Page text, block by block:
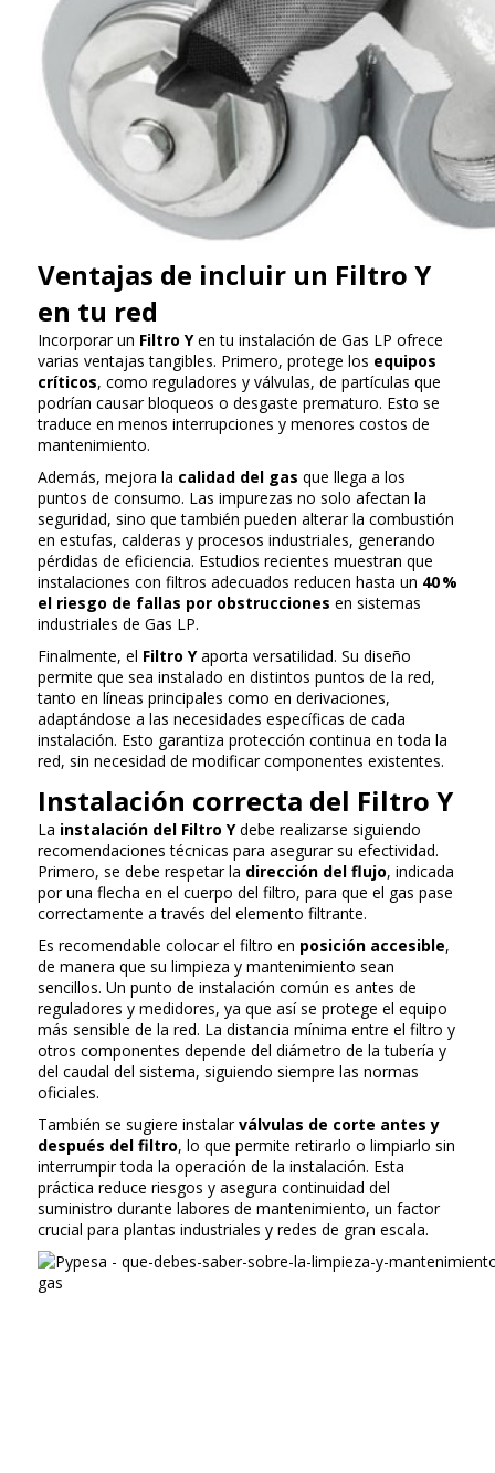
Ventajas de incluir un Filtro Y
en tu red
Incorporar un Filtro Yen tu instalación de Gas LP ofrece
varias ventajas tangibles. Primero, protege los equipos
críticos, como reguladores y válvulas, de partículas que
podrían causar bloqueos o desgaste prematuro. Esto se
traduce en menos interrupciones y menores costos de
mantenimiento.
Además, mejora la calidad del gas que llega a los
puntos de consumo. Las impurezas no solo afectan la
seguridad, sino que también pueden alterar la combustión
en estufas, calderas y procesos industriales, generando
pérdidas de eficiencia. Estudios recientes muestran que
instalaciones con filtros adecuados reducen hasta un 40 %
el riesgo de fallas por obstrucciones en sistemas
industriales de Gas LP.
Finalmente, el Filtro Yaporta versatilidad. Su diseño
permite que sea instalado en distintos puntos de la red,
tanto en líneas principales como en derivaciones,
adaptándose a las necesidades específicas de cada
instalación. Esto garantiza protección continua en toda la
red, sin necesidad de modificar componentes existentes.
Instalación correcta del Filtro Y
La instalación del Filtro Ydebe realizarse siguiendo
recomendaciones técnicas para asegurar su efectividad.
Primero, se debe respetar la dirección del flujo, indicada
por una flecha en el cuerpo del filtro, para que el gas pase
correctamente a través del elemento filtrante.
Es recomendable colocar el filtro en posición accesible,
de manera que su limpieza y mantenimiento sean
sencillos. Un punto de instalación común es antes de
reguladores y medidores, ya que así se protege el equipo
más sensible de la red. La distancia mínima entre el filtro y
otros componentes depende del diámetro de la tubería y
del caudal del sistema, siguiendo siempre las normas
oficiales.
También se sugiere instalarválvulas de corte antes y
después del filtro, lo que permite retirarlo o limpiarlo sin
interrumpir toda la operación de la instalación. Esta
práctica reduce riesgos y asegura continuidad del
suministro durante labores de mantenimiento, un factor
crucial para plantas industriales y redes de gran escala.